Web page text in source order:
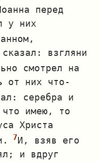
перед
у них
взгляни
смотрел на
от них что‐
серебра и
имею, то
Христа
И, взяв его
и вдруг